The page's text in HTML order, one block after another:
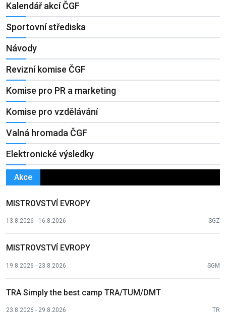
Kalendář akcí ČGF
Sportovní střediska
Návody
Revizní komise ČGF
Komise pro PR a marketing
Komise pro vzdělávání
Valná hromada ČGF
Elektronické výsledky
Akce
MISTROVSTVÍ EVROPY
13.8.2026 - 16.8.2026 SGZ
MISTROVSTVÍ EVROPY
19.8.2026 - 23.8.2026 SGM
TRA Simply the best camp TRA/TUM/DMT
23.8.2026 - 29.8.2026 TR